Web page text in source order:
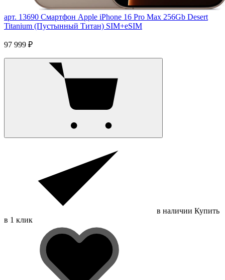
арт. 13690 Смартфон Apple iPhone 16 Pro Max 256Gb Desert
Titanium (Пустынный Титан) SIM+eSIM
97 999 ₽
в наличии Купить
в 1 клик